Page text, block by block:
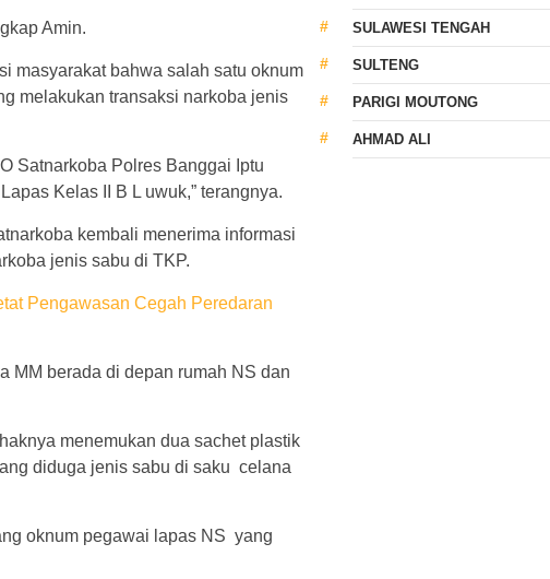
Amin.
masyarakat bahwa salah satu oknum
melakukan transaksi narkoba jenis
Satnarkoba Polres Banggai Iptu
Kelas II B L uwuk,” terangnya.
kembali menerima informasi
jenis sabu di TKP.
Pengawasan Cegah Peredaran
MM berada di depan rumah NS dan
menemukan dua sachet plastik
diduga jenis sabu di saku celana
oknum pegawai lapas NS yang
SULAWESI TENGAH
SULTENG
PARIGI MOUTONG
AHMAD ALI